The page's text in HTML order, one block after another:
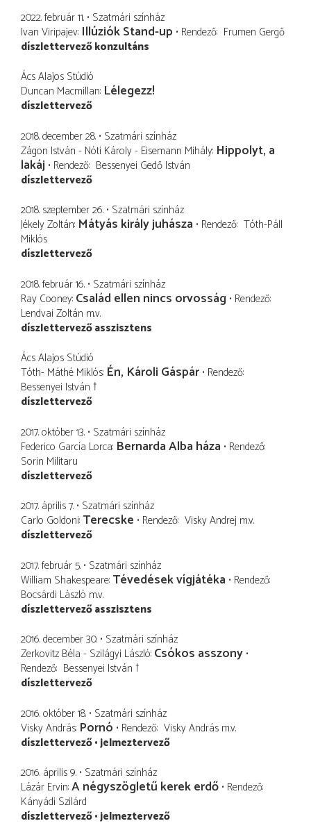
2022. február 11. Szatmári színház
Ivan Viripajev Illúziók Stand-up Rendező Frumen Gergő
díszlettervező konzultáns
Ács Alajos Stúdió
Duncan Macmillan Lélegezz!
díszlettervező
2018. december 28. Szatmári színház
Zágon István - Nóti Károly - Eisemann Mihály Hippolyt, a
lakáj Rendező Bessenyei Gedő István
díszlettervező
2018. szeptember 26. Szatmári színház
Jékely Zoltán Mátyás király juhásza Rendező Tóth-Páll
Miklós
díszlettervező
2018. február 16. Szatmári színház
Ray Cooney Család ellen nincs orvosság Rendező
Lendvai Zoltán m.v.
díszlettervező asszisztens
Ács Alajos Stúdió
Tóth- Máthé Miklós Én, Károli Gáspár Rendező
Bessenyei István †
díszlettervező
2017. október 13. Szatmári színház
Federico García Lorca Bernarda Alba háza Rendező
Sorin Militaru
díszlettervező
2017. április 7. Szatmári színház
Carlo Goldoni Terecske Rendező Visky Andrej m.v.
díszlettervező
2017. február 5. Szatmári színház
William Shakespeare Tévedések vígjátéka Rendező
Bocsárdi László m.v.
díszlettervező asszisztens
2016. december 30. Szatmári színház
Zerkovitz Béla - Szilágyi László Csókos asszony
Rendező Bessenyei István †
díszlettervező
2016. október 18. Szatmári színház
Visky András Pornó Rendező Visky András m.v.
díszlettervező jelmeztervező
2016. április 9. Szatmári színház
Lázár Ervin A négyszögletű kerek erdő Rendező
Kányádi Szilárd
díszlettervező jelmeztervező